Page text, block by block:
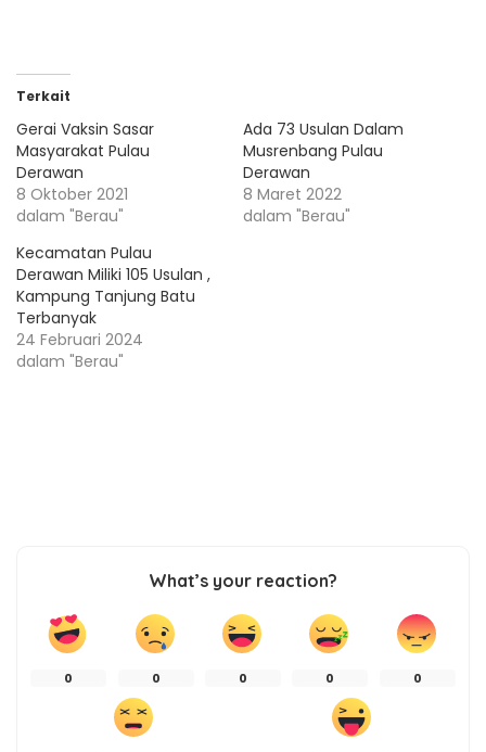
Terkait
Gerai Vaksin Sasar
Masyarakat Pulau
Derawan
8 Oktober 2021
dalam "Berau"
Ada 73 Usulan Dalam
Musrenbang Pulau
Derawan
8 Maret 2022
dalam "Berau"
Kecamatan Pulau
Derawan Miliki 105 Usulan ,
Kampung Tanjung Batu
Terbanyak
24 Februari 2024
dalam "Berau"
What’s your reaction?
0 0 0 0 0